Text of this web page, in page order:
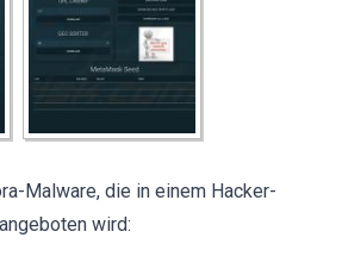
Malware, die in einem Hacker-
wird: